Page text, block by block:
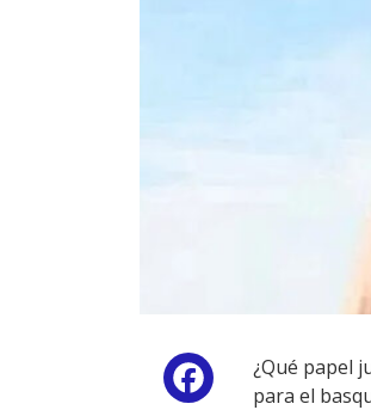
Facebook
¿Qué papel
para el